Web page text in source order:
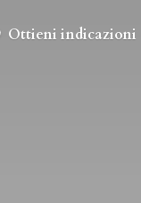
Ottieni indicazioni